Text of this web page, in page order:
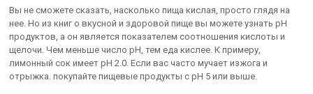
Вы не сможете сказать, насколько пища кислая, просто глядя на
нее. Но из книг о вкусной и здоровой пище вы можете узнать рН
продуктов, а он является показателем соотношения кислоты и
щелочи. Чем меньше число рН, тем еда кислее. К примеру,
лимонный сок имеет рН 2.0. Если вас часто мучает изжога и
отрыжка. покупайте пищевые продукты с рН 5 или выше.